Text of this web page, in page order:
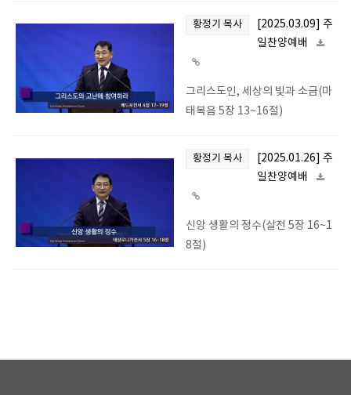
황정기 목사
[2025.03.09] 주
일찬양예배
그리스도인, 세상의 빛과 소금(마
태복음 5장 13~16절)
황정기 목사
[2025.01.26] 주
일찬양예배
신앙 생활의 정수(살전 5장 16~1
8절)